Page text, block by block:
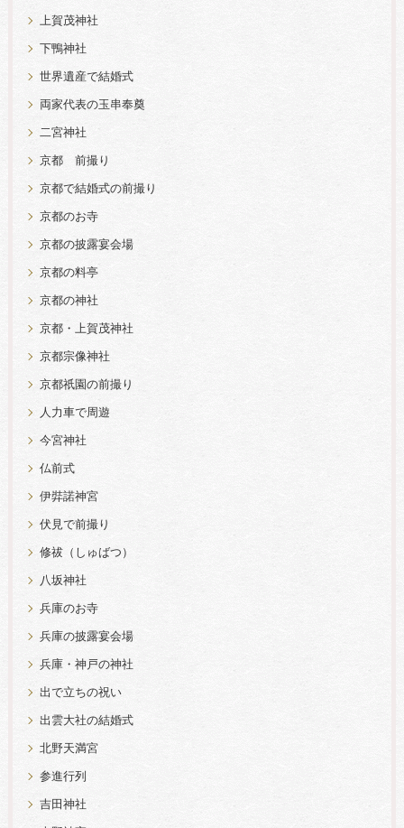
上賀茂神社
下鴨神社
世界遺産で結婚式
両家代表の玉串奉奠
二宮神社
京都 前撮り
京都で結婚式の前撮り
京都のお寺
京都の披露宴会場
京都の料亭
京都の神社
京都・上賀茂神社
京都宗像神社
京都祇園の前撮り
人力車で周遊
今宮神社
仏前式
伊弉諾神宮
伏見で前撮り
修祓（しゅばつ）
八坂神社
兵庫のお寺
兵庫の披露宴会場
兵庫・神戸の神社
出で立ちの祝い
出雲大社の結婚式
北野天満宮
参進行列
吉田神社